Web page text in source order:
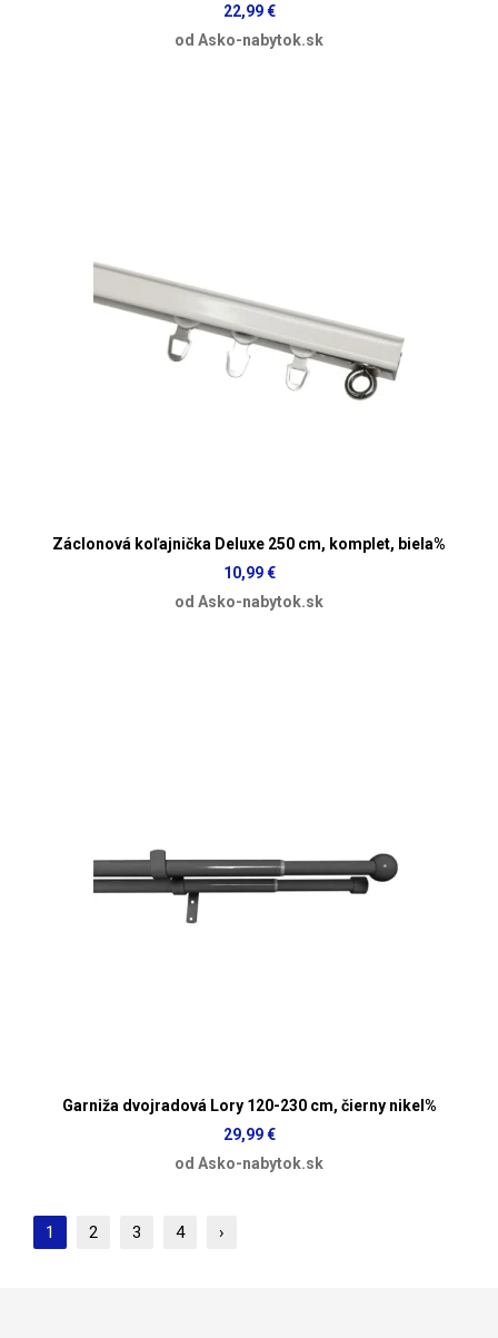
22,99 €
od Asko-nabytok.sk
Záclonová koľajnička Deluxe 250 cm, komplet, biela%
10,99 €
od Asko-nabytok.sk
Garniža dvojradová Lory 120-230 cm, čierny nikel%
29,99 €
od Asko-nabytok.sk
1 2 3 4 ›